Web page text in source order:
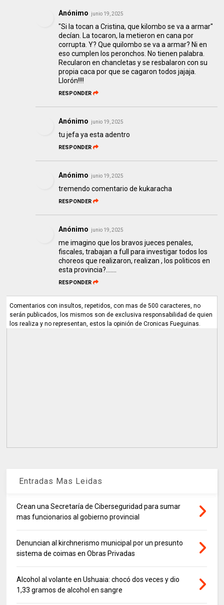
Anónimo junio 19, 2025
"Si la tocan a Cristina, que kilombo se va a armar"
decían. La tocaron, la metieron en cana por
corrupta. Y? Que quilombo se va a armar? Ni en
eso cumplen los peronchos. No tienen palabra.
Recularon en chancletas y se resbalaron con su
propia caca por que se cagaron todos jajaja.
Llorón!!!!
RESPONDER
Anónimo junio 19, 2025
tu jefa ya esta adentro
RESPONDER
Anónimo junio 19, 2025
tremendo comentario de kukaracha
RESPONDER
Anónimo junio 19, 2025
me imagino que los bravos jueces penales,
fiscales, trabajan a full para investigar todos los
choreos que realizaron, realizan , los politicos en
esta provincia?.......
RESPONDER
Comentarios con insultos, repetidos, con mas de 500 caracteres, no
serán publicados, los mismos son de exclusiva responsabilidad de quien
los realiza y no representan, estos la opinión de Cronicas Fueguinas.
Entradas Mas Leidas
Crean una Secretaría de Ciberseguridad para sumar
mas funcionarios al gobierno provincial
Denuncian al kirchnerismo municipal por un presunto
sistema de coimas en Obras Privadas
Alcohol al volante en Ushuaia: chocó dos veces y dio
1,33 gramos de alcohol en sangre